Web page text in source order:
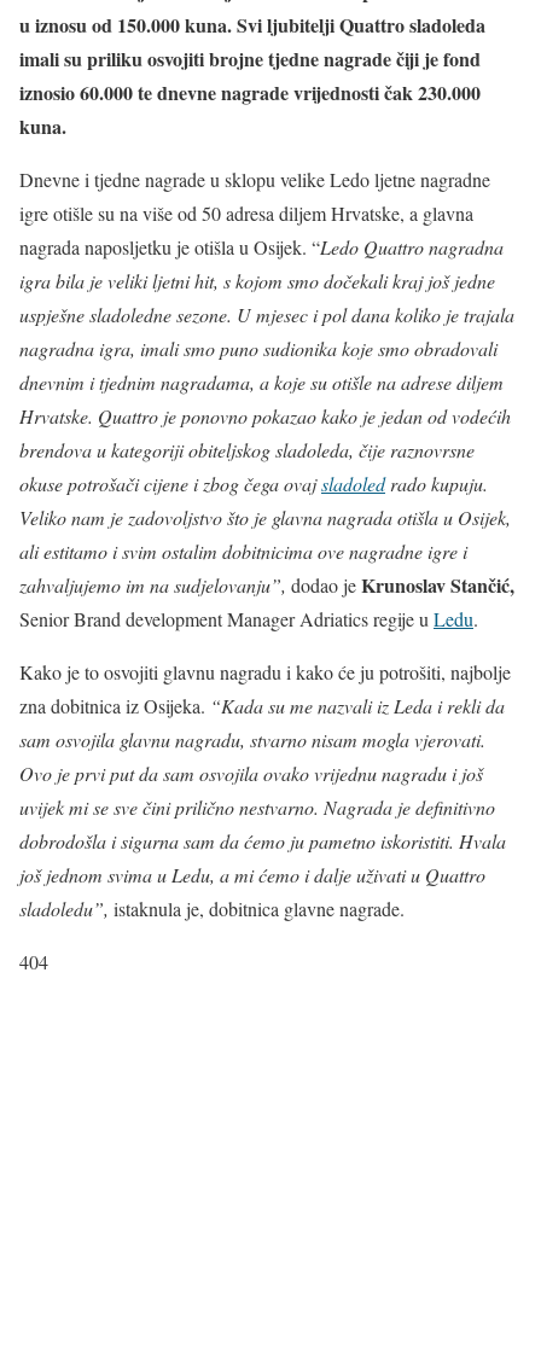
u iznosu od 150.000 kuna. Svi ljubitelji Quattro sladoleda
imali su priliku osvojiti brojne tjedne nagrade čiji je fond
iznosio 60.000 te dnevne nagrade vrijednosti čak 230.000
kuna.
Dnevne i tjedne nagrade u sklopu velike Ledo ljetne nagradne
igre otišle su na više od 50 adresa diljem Hrvatske, a glavna
nagrada naposljetku je otišla u Osijek. “Ledo Quattro nagradna
igra bila je veliki ljetni hit, s kojom smo dočekali kraj još jedne
uspješne sladoledne sezone. U mjesec i pol dana koliko je trajala
nagradna igra, imali smo puno sudionika koje smo obradovali
dnevnim i tjednim nagradama, a koje su otišle na adrese diljem
Hrvatske. Quattro je ponovno pokazao kako je jedan od vodećih
brendova u kategoriji obiteljskog sladoleda, čije raznovrsne
okuse potrošači cijene i zbog čega ovajsladoledrado kupuju.
Veliko nam je zadovoljstvo što je glavna nagrada otišla u Osijek,
aliestitamo i svim ostalim dobitnicima ove nagradne igre i
zahvaljujemo im na sudjelovanju”, dodao jeKrunoslav Stančić,
Senior Brand development Manager Adriatics regije u Ledu.
Kako je to osvojiti glavnu nagradu i kako će ju potrošiti, najbolje
zna dobitnica iz Osijeka. “Kada su me nazvali iz Leda i rekli da
sam osvojila glavnu nagradu, stvarno nisam mogla vjerovati.
Ovo je prvi put da sam osvojila ovako vrijednu nagradu i još
uvijek mi se sve čini prilično nestvarno. Nagrada je definitivno
dobrodošla i sigurna sam da ćemo ju pametno iskoristiti. Hvala
još jednom svima u Ledu, a mi ćemo i dalje uživati u Quattro
sladoledu”, istaknula je, dobitnica glavne nagrade.
404